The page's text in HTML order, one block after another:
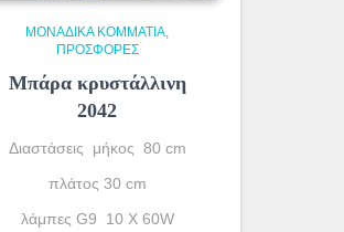
ΜΟΝΆΔΙΚΑ ΚΟΜΜΆΤΙΑ
ΠΡΟΣΦΟΡΕΣ
Μπάρα κρυστάλλινη
2042
Διαστάσεις μήκος 80 cm
πλάτος 30 cm
λάμπες G9 10 X 60W